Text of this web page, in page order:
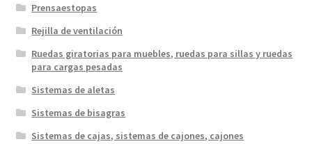
Prensaestopas
Rejilla de ventilación
Ruedas giratorias para muebles, ruedas para sillas y ruedas
para cargas pesadas
Sistemas de aletas
Sistemas de bisagras
Sistemas de cajas, sistemas de cajones, cajones